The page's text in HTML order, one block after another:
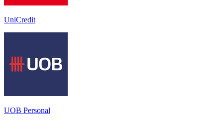
UniCredit
UOB Personal